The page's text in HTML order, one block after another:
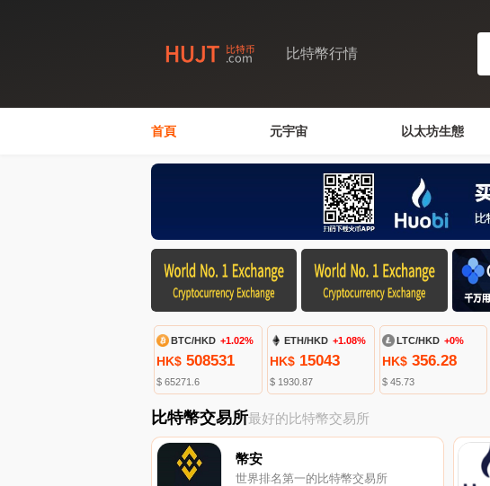
比特幣行情
首頁 元宇宙 以太坊生態
BTC/HKD +1.02%
HK$ 508531
$ 65271.6
ETH/HKD +1.08%
HK$15043
$ 1930.87
LTC/HKD +0%
HK$356.28
$ 45.73
比特幣交易所最好的比特幣交易所
幣安
世界排名第一的比特幣交易所